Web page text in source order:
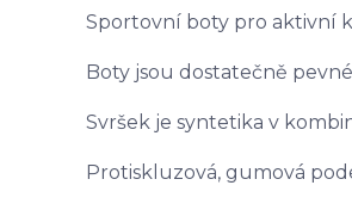
Sportovní boty pro aktivní
Boty jsou dostatečně
Svršek je syntetika v
Protiskluzová, gumová